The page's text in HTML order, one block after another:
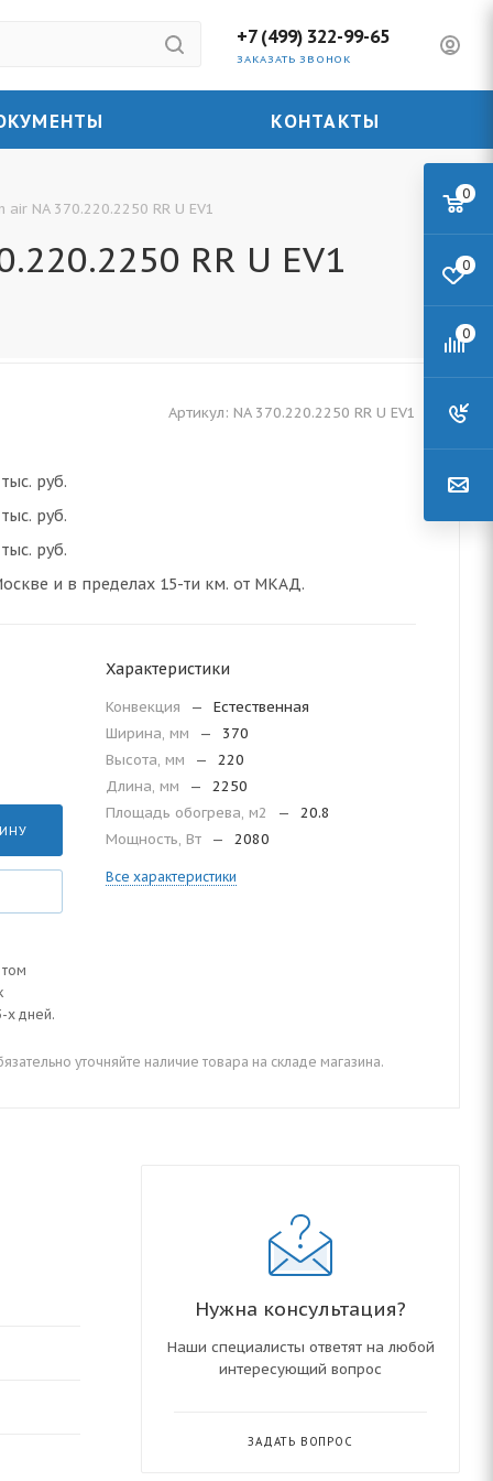
+7 (499) 322-99-65
ЗАКАЗАТЬ ЗВОНОК
КОНТАКТЫ
NA 370.220.2250 RR U EV1
RR U EV1
Артикул: NA 370.220.2250 RR U EV1
руб.
руб.
руб.
и в пределах 15-ти км. от МКАД.
х дней.
Характеристики
Конвекция —
Естественная
Ширина, мм
—
370
Высота, мм
—
220
Длина, мм
—
2250
Площадь обогрева, м2
—
20.8
Мощность, Вт
— 2080
Все характеристики
уточняйте наличие товара на складе магазина.
Нужна консультация?
Наши специалисты ответят на любой
интересующий вопрос
ЗАДАТЬ ВОПРОС
0
0
0